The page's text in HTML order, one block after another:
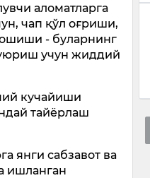
аломатларга
чап қўл оғриши,
- буларнинг
учун жиддий
кучайиши
тайёрлаш
янги сабзавот ва
ишланган